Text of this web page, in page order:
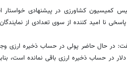
سال 90 ، وقتی رییس کمیسیون کشاورزی در پیشنهادی
نا امید کننده از سوی تعدادی از
در حال حاضر پولی در حساب ذخیره ارزی
تا پایان سال 89 حتی یک دلار در حساب ذخیره ارزی باقی نمانده